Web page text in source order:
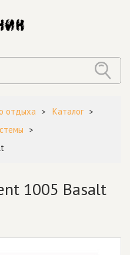
отдыха
Каталог
1005 Basalt